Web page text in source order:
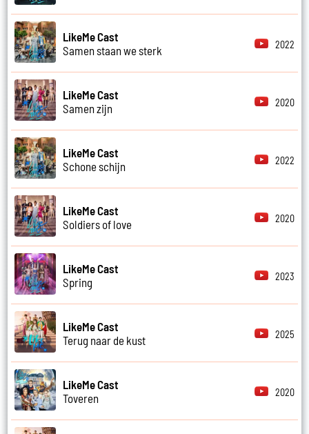
LikeMe Cast
Samen staan we sterk
2022
LikeMe Cast
Samen zijn
2020
LikeMe Cast
Schone schijn
2022
LikeMe Cast
Soldiers of love
2020
LikeMe Cast
Spring
2023
LikeMe Cast
Terug naar de kust
2025
LikeMe Cast
Toveren
2020